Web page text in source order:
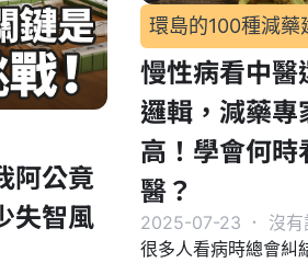
阿公竟
失智風
環島的100種減藥
慢性病看中
邏輯，減藥
高！學會何
醫？
2025-07-23 ．
沒有
很多人看病時總會糾